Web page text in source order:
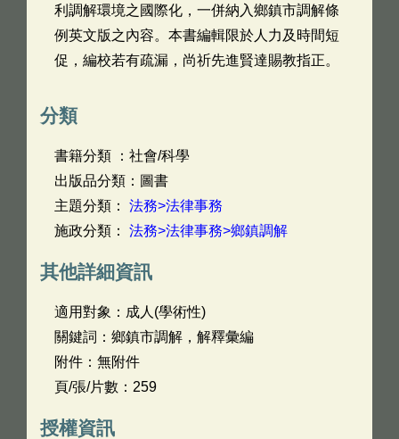
利調解環境之國際化，一併納入鄉鎮市調解條
例英文版之內容。本書編輯限於人力及時間短
促，編校若有疏漏，尚祈先進賢達賜教指正。
分類
書籍分類 ：社會/科學
出版品分類：圖書
主題分類： 法務>法律事務
施政分類： 法務>法律事務>鄉鎮調解
其他詳細資訊
適用對象：成人(學術性)
關鍵詞：鄉鎮市調解，解釋彙編
附件：無附件
頁/張/片數：259
授權資訊